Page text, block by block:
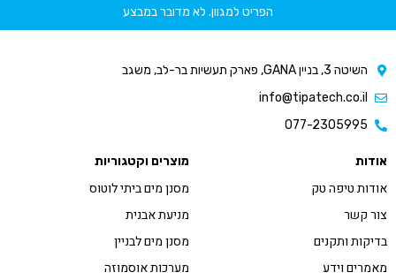
הפריט למגוון. לא מדובר במבצע
השיטה 3, בניין GANA, פארק תעשיות בר-לב, משגב
info@tipatech.co.il
077-2305995
אודות
אודות טיפה טק
צור קשר
בדיקות ותקנים
מאמרים וידע
מוצרים וקטגוריות
מסנן מים ביתי לוטוס
מניעת אבנית
מסנן מים לבניין
מערכות אוסמוזה